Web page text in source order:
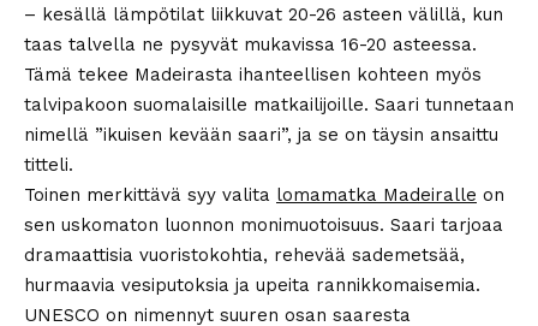
– kesällä lämpötilat liikkuvat 20-26 asteen välillä, kun
taas talvella ne pysyvät mukavissa 16-20 asteessa.
Tämä tekee Madeirasta ihanteellisen kohteen myös
talvipakoon suomalaisille matkailijoille. Saari tunnetaan
nimellä ”ikuisen kevään saari”, ja se on täysin ansaittu
titteli.
Toinen merkittävä syy valita lomamatka Madeiralle on
sen uskomaton luonnon monimuotoisuus. Saari tarjoaa
dramaattisia vuoristokohtia, rehevää sademetsää,
hurmaavia vesiputoksia ja upeita rannikkomaisemia.
UNESCO on nimennyt suuren osan saaresta